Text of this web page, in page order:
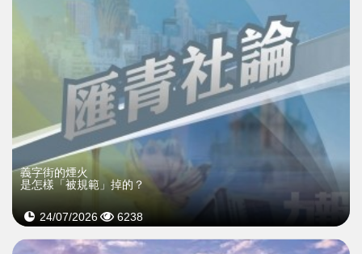
義字街的煙火
是怎樣「被規範」掉的？
24/07/2026 6238